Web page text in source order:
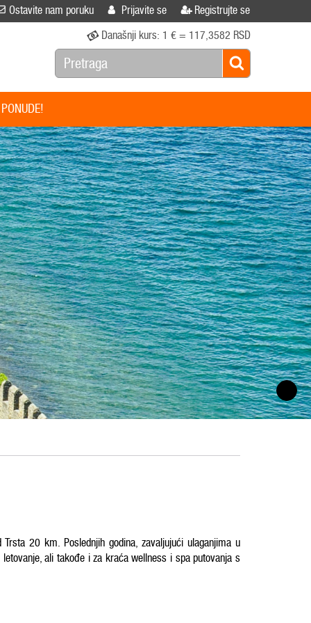
Ostavite nam poruku Prijavite se Registrujte se
Današnji kurs: 1 € = 117,3582 RSD
20 km. Poslednjih godina, zavaljujući ulaganjima u
ali takođe i za kraća wellness i spa putovanja s